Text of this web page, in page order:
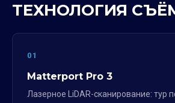
ТЕХНОЛОГИЯ
01
Matterport Pro 3
Лазерное LiDAR-сканирование: тур